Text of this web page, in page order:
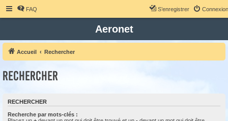
FAQ Connexion
S’enregistrer
Aeronet
Accueil Rechercher
Rechercher
RECHERCHER
Recherche par mots-clés :